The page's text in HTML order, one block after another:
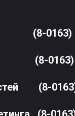
(8-0163)
(8-
(8-0163)